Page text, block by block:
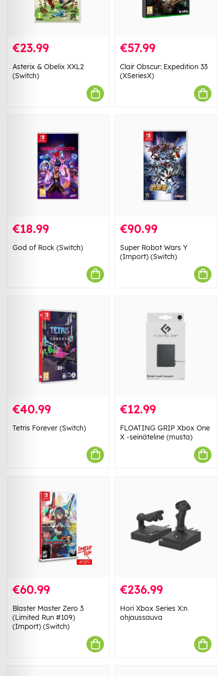
€23.99
Asterix & Obelix XXL2
(Switch)
€57.99
Clair Obscur: Expedition 33
(XSeriesX)
€18.99
God of Rock (Switch)
€90.99
Super Robot Wars Y
(Import) (Switch)
€40.99
Tetris Forever (Switch)
€12.99
FLOATING GRIP Xbox One
X -seinäteline (musta)
€60.99
Blaster Master Zero 3
(Limited Run #109)
(Import) (Switch)
€236.99
Hori Xbox Series X:n
ohjaussauva